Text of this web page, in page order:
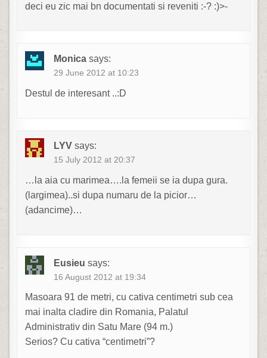
deci eu zic mai bn documentati si reveniti :-? :)>-
Monica says:
29 June 2012 at 10:23
Destul de interesant ..:D
LYV says:
15 July 2012 at 20:37
…la aia cu marimea….la femeii se ia dupa gura.
(largimea)..si dupa numaru de la picior…
(adancime)…
Eusieu says:
16 August 2012 at 19:34
Masoara 91 de metri, cu cativa centimetri sub cea
mai inalta cladire din Romania, Palatul
Administrativ din Satu Mare (94 m.)
Serios? Cu cativa “centimetri”?